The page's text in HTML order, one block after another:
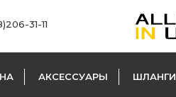
31-11
АКСЕССУАРЫ ШЛАНГИ